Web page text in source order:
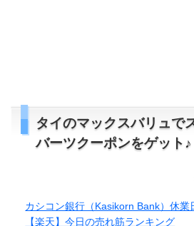
タイのマックスバリュで
バーツクーポンをゲット♪
カシコン銀行（Kasikorn Bank）休業
【楽天】今日の売れ筋ランキング